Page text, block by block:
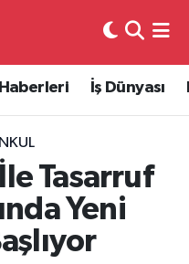
İş Dünyası
Tasarruf
Yeni
Fikstür